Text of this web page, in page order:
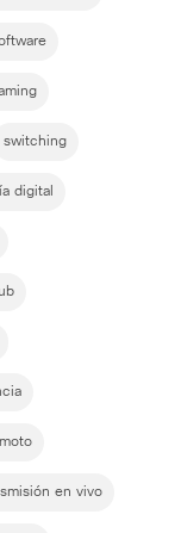
switching
digital
en vivo